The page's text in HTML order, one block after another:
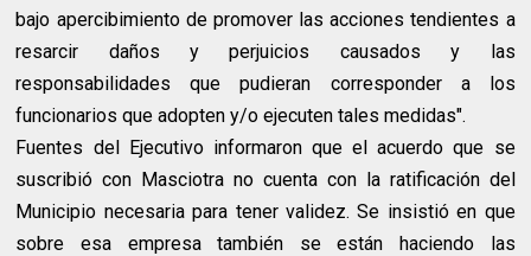
bajo apercibimiento de promover las acciones tendientes a
resarcir daños y perjuicios causados y las
responsabilidades que pudieran corresponder a los
funcionarios que adopten y/o ejecuten tales medidas".
Fuentes del Ejecutivo informaron que el acuerdo que se
suscribió con Masciotra no cuenta con la ratificación del
Municipio necesaria para tener validez. Se insistió en que
sobre esa empresa también se están haciendo las